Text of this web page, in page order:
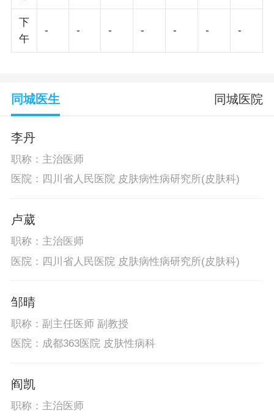
下
午
- - - - - - -
同城医生 同城医院
李丹
职称：主治医师
医院：四川省人民医院 皮肤病性病研究所(皮肤科)
卢葳
职称：主治医师
医院：四川省人民医院 皮肤病性病研究所(皮肤科)
邹晴
职称：副主任医师 副教授
医院：成都363医院 皮肤性病科
阎凯
职称：主治医师